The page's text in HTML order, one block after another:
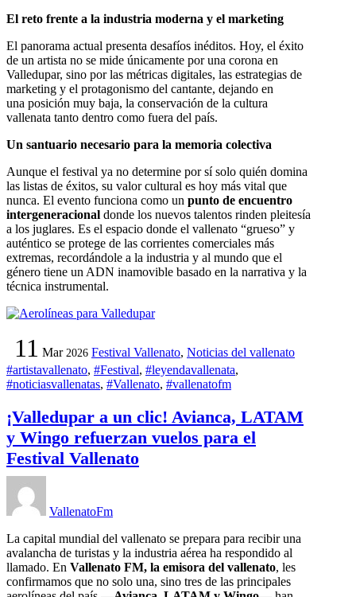
El reto frente a la industria moderna y el marketing
El panorama actual presenta desafíos inéditos. Hoy, el éxito
de un artista no se mide únicamente por una corona en
Valledupar, sino por las métricas digitales, las estrategias de
marketing y el protagonismo del cantante, dejando en
una posición muy baja, la conservación de la cultura
vallenata tanto dentro como fuera del país.
Un santuario necesario para la memoria colectiva
Aunque el festival ya no determine por sí solo quién domina
las listas de éxitos, su valor cultural es hoy más vital que
nunca. El evento funciona como un punto de encuentro
intergeneracional donde los nuevos talentos rinden pleitesía
a los juglares. Es el espacio donde el vallenato “grueso” y
auténtico se protege de las corrientes comerciales más
extremas, recordándole a la industria y al mundo que el
género tiene un ADN inamovible basado en la narrativa y la
técnica instrumental.
11 Mar 2026 Festival Vallenato, Noticias del vallenato
#artistavallenato, #Festival, #leyendavallenata,
#noticiasvallenatas, #Vallenato, #vallenatofm
¡Valledupar a un clic! Avianca, LATAM
y Wingo refuerzan vuelos para el
Festival Vallenato
VallenatoFm
La capital mundial del vallenato se prepara para recibir una
avalancha de turistas y la industria aérea ha respondido al
llamado. En Vallenato FM, la emisora del vallenato, les
confirmamos que no solo una, sino tres de las principales